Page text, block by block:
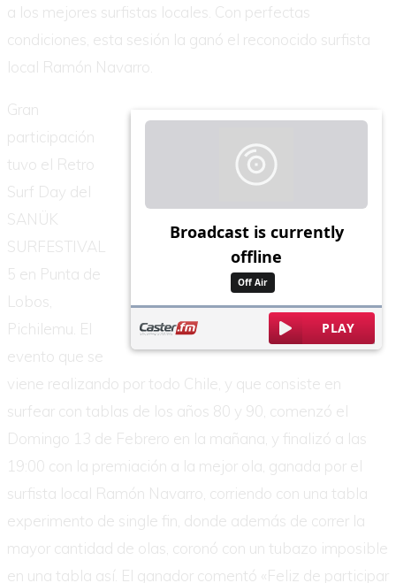
a los mejores surfistas locales. Con perfectas
condiciones, esta sesión la ganó el reconocido surfista
local Ramón Navarro.
Gran
participación
tuvo el Retro
Surf Day del
SANÜK
SURFESTIVAL
5 en Punta de
Lobos,
Pichilemu. El
evento que se
viene realizando por todo Chile, y que consiste en
surfear con tablas de los años 80 y 90, comenzó el
Domingo 13 de Febrero en la mañana, y finalizó a las
19:00 con la premiación a la mejor ola, ganada por el
surfista local Ramón Navarro, corriendo con una tabla
experimento de single fin, donde además de correr la
mayor cantidad de olas, coronó con un tubazo imposible
en una tabla así. El ganador comentó «Feliz de participar